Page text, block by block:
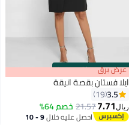
00m:00s
·باقي 100% عرض برق
ايلا فستان بقصة انيقة
3.5
19
ريال7.71
21.57خصم 64%
احصل عليه خلال 9 - 10